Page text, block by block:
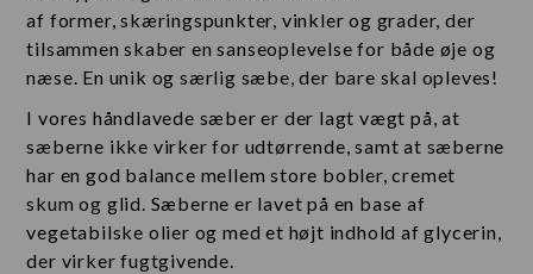
af former, skæringspunkter, vinkler og grader, der
tilsammen skaber en sanseoplevelse for både øje og
næse. En unik og særlig sæbe, der bare skal opleves!
I vores håndlavede sæber er der lagt vægt på, at
sæberne ikke virker for udtørrende, samt at sæberne
har en god balance mellem store bobler, cremet
skum og glid. Sæberne er lavet på en base af
vegetabilske olier og med et højt indhold af glycerin,
der virker fugtgivende.